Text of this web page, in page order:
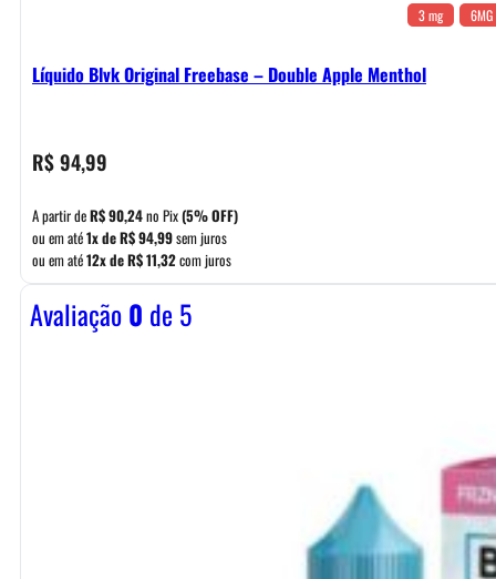
3 mg 6MG
Líquido Blvk Original Freebase – Double Apple Menthol
R$94,99
A partir deR$90,24no Pix(5% OFF)
ou em até1x deR$94,99sem juros
ou em até12x deR$11,32com juros
Avaliação0 de 5